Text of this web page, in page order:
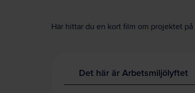
Här hittar du en kort film om projektet på
Det här är Arbetsmiljölyftet